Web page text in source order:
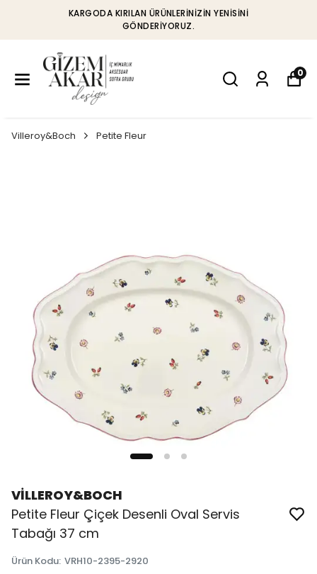
KARGODA KIRILAN ÜRÜNLERINIZIN YENISINI
GÖNDERIYORUZ.
0
Villeroy&Boch Petite Fleur
VİLLEROY&BOCH
Petite Fleur Çiçek Desenli Oval Servis
Tabağı 37 cm
Ürün Kodu: VRH10-2395-2920